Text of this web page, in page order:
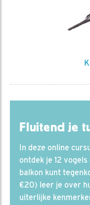
Fluitend je
In deze online
ontdek je 12
balkon kunt
€20) leer je over
uiterlijke